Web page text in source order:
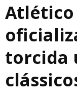
Atlético
torcida